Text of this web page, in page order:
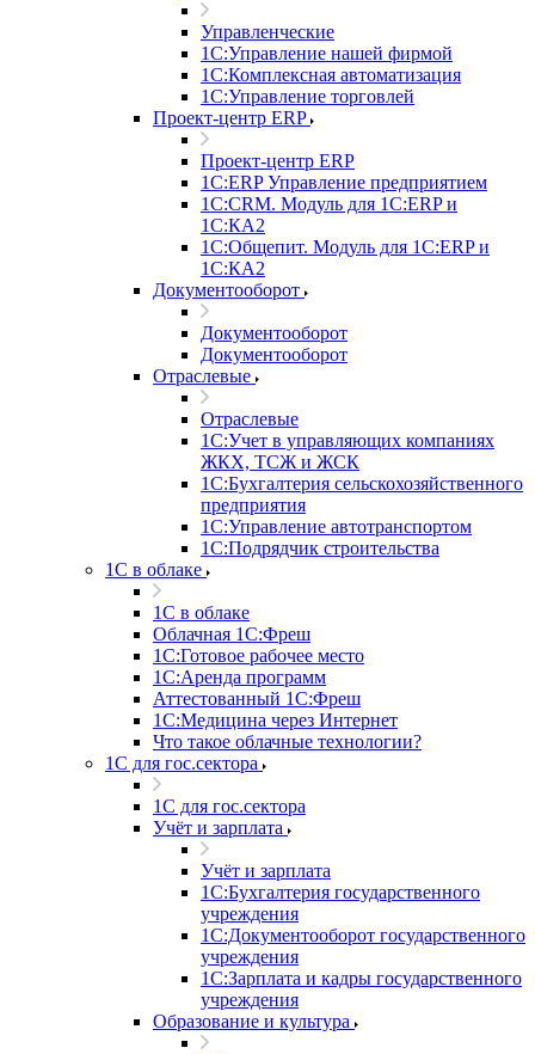
Управленческие
1С:Управление нашей фирмой
1С:Комплексная автоматизация
1С:Управление торговлей
Проект-центр ERP
Проект-центр ERP
1С:ERP Управление предприятием
1С:CRM. Модуль для 1С:ERP и
1С:КА2
1С:Общепит. Модуль для 1С:ERP и
1С:КА2
Документооборот
Документооборот
Документооборот
Отраслевые
Отраслевые
1С:Учет в управляющих компаниях
ЖКХ, ТСЖ и ЖСК
1С:Бухгалтерия сельскохозяйственного
предприятия
1С:Управление автотранспортом
1С:Подрядчик строительства
1C в облаке
1C в облаке
Облачная 1С:Фреш
1С:Готовое рабочее место
1C:Аренда программ
Аттестованный 1С:Фреш
1С:Медицина через Интернет
Что такое облачные технологии?
1С для гос.сектора
1С для гос.сектора
Учёт и зарплата
Учёт и зарплата
1С:Бухгалтерия государственного
учреждения
1С:Документооборот государственного
учреждения
1С:Зарплата и кадры государственного
учреждения
Образование и культура